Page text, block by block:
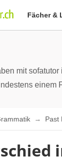
Fächer &
mit sofatutor
einem
Past